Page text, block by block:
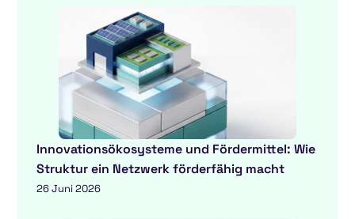
Innovationsökosysteme und Fördermittel: Wie
Struktur ein Netzwerk förderfähig macht
26 Juni 2026